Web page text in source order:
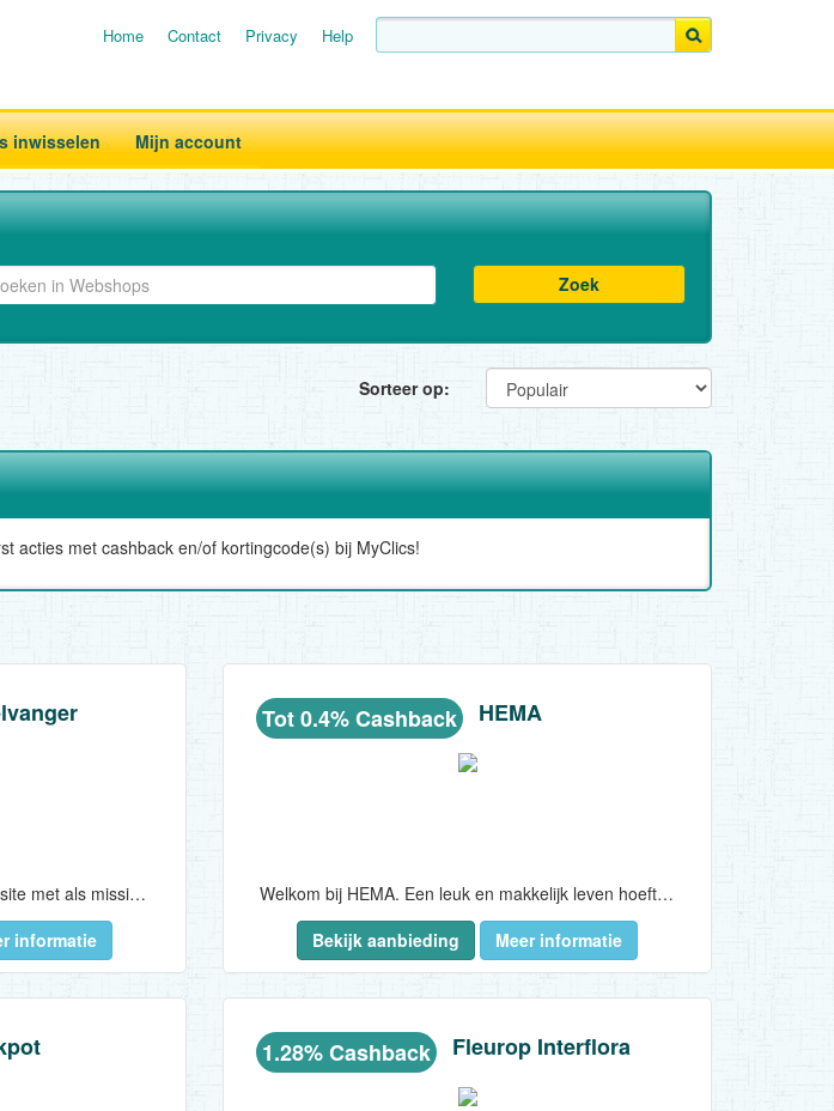
Home Contact Privacy Help
inwisselen Mijn account
Zoek
Sorteer op:
acties met cashback en/of kortingcode(s) bij MyClics!
Voordeelvanger.nl is een 'dagdeal' site met als missie om iedere dag exclusieve aanbiedingen met hoge kortingen aan te bieden. Voordeelvanger.nl geloofd in betrouwbaarheid en weet dat de beste prijs niet alles is. Voordeelvanger.nl maakt de luxe dingen in het leven betaalbaar voor iedereen...
informatie
Tot 0.4% Cashback HEMA
Welkom bij HEMA. Een leuk en makkelijk leven hoeft helemaal niet duur te zijn, vindt HEMA...
Bekijk aanbieding
Meer informatie
1.28% Cashback Fleurop Interflora